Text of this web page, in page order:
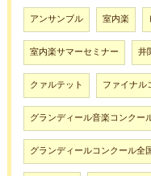
アンサンブル 室内楽
室内楽サマーセミナー 井
クァルテット ファイナル
グランディール音楽コンクー
グランディールコンクール全